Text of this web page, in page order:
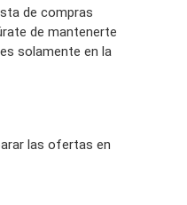
de compras
de mantenerte
solamente en la
las ofertas en